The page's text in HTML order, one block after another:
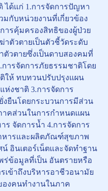
ด้แก่ 1.การจัดการปัญหา
มกับหน่วยงานที่เกี่ยวข้อง
ารคุ้มครองสิทธิของผู้ป่วย
าตัวตายเป็นตัวชี้วัดระดับ
วตายซึ่งเป็นดาบสองคมที่
การจัดการภัยธรรมชาติโดย
ให้ ทบทวนปรับปรุงแผน
ห่งชาติ 3.การจัดการ
งยืนโดยกระบวนการมีส่วน
าคส่วนในการกำหนดแผน
จัดการน้ำ 4.การจัดการ
หารและผลิตภัณฑ์สุขภาพ
อินเตอร์เน็ตและจัดทำฐาน
ร่ข้อมูลที่เป็น อันตรายหรือ
ข้าถึงบริหารอาชีวอนามัย
งคนทำงานในภาค